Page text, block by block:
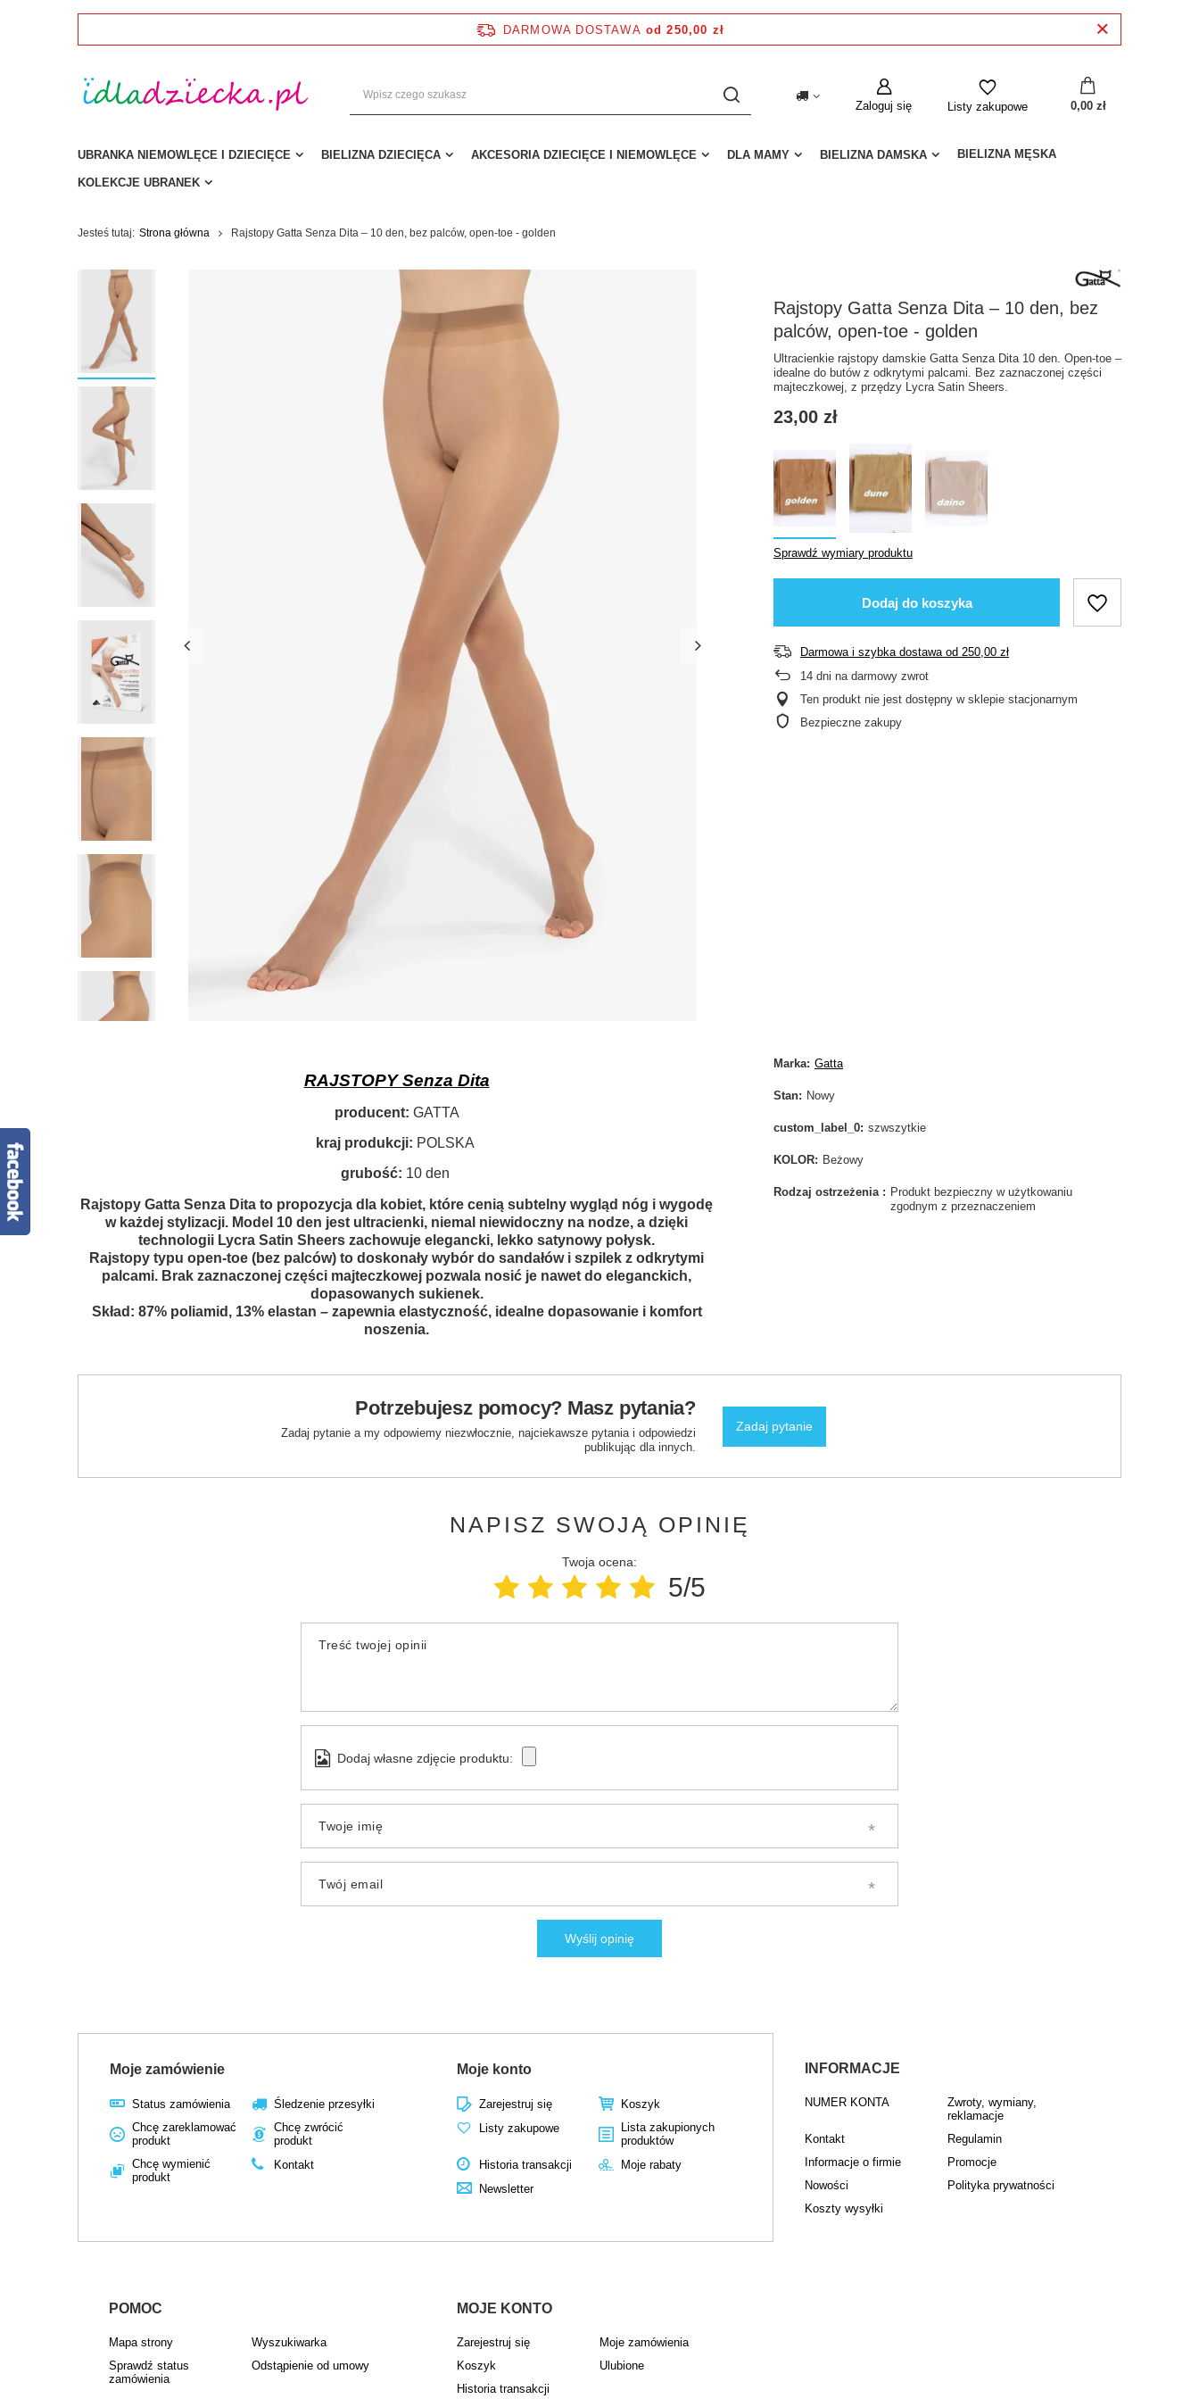
DARMOWA DOSTAWA od 250,00 zł
Zaloguj się Listy zakupowe 0,00 zł
UBRANKA NIEMOWLĘCE I DZIECIĘCE BIELIZNA DZIECIĘCA AKCESORIA DZIECIĘCE I NIEMOWLĘCE DLA MAMY BIELIZNA DAMSKA BIELIZNA MĘSKA
KOLEKCJE UBRANEK
Jesteś tutaj: Strona główna Rajstopy Gatta Senza Dita – 10 den, bez palców, open-toe - golden
Rajstopy Gatta Senza Dita – 10 den, bez
palców, open-toe - golden
Ultracienkie rajstopy damskie Gatta Senza Dita 10 den. Open-toe –
idealne do butów z odkrytymi palcami. Bez zaznaczonej części
majteczkowej, z przędzy Lycra Satin Sheers.
23,00 zł
Sprawdź wymiary produktu
Dodaj do koszyka
Darmowa i szybka dostawaod250,00 zł
14 dni na darmowy zwrot
Ten produkt nie jest dostępny w sklepie stacjonarnym
Bezpieczne zakupy
RAJSTOPY Senza Dita
producent: GATTA
kraj produkcji: POLSKA
grubość: 10 den
Rajstopy Gatta Senza Dita to propozycja dla kobiet, które cenią subtelny wygląd nóg i wygodę
w każdej stylizacji. Model 10 den jest ultracienki, niemal niewidoczny na nodze, a dzięki
technologii Lycra Satin Sheers zachowuje elegancki, lekko satynowy połysk.
Rajstopy typu open-toe (bez palców) to doskonały wybór do sandałów i szpilek z odkrytymi
palcami. Brak zaznaczonej części majteczkowej pozwala nosić je nawet do eleganckich,
dopasowanych sukienek.
Skład: 87% poliamid, 13% elastan – zapewnia elastyczność, idealne dopasowanie i komfort
noszenia.
Marka Gatta
Stan Nowy
custom_label_0 szwszytkie
KOLOR Beżowy
Rodzaj ostrzeżenia
Produkt bezpieczny w użytkowaniu
zgodnym z przeznaczeniem
Potrzebujesz pomocy? Masz pytania?
Zadaj pytanie a my odpowiemy niezwłocznie, najciekawsze pytania i odpowiedzi
publikując dla innych.
Zadaj pytanie
NAPISZ SWOJĄ OPINIĘ
Twoja ocena:
5/5
Treść twojej opinii
Dodaj własne zdjęcie produktu:
Twoje imię
Twój email
Wyślij opinię
Moje zamówienie
Status zamówienia
Śledzenie przesyłki
Chcę zareklamować
produkt
Chcę zwrócić
produkt
Chcę wymienić
produkt
Kontakt
Moje konto
Zarejestruj się
Koszyk
Listy zakupowe
Lista zakupionych
produktów
Historia transakcji
Moje rabaty
Newsletter
INFORMACJE
NUMER KONTA
Zwroty, wymiany,
reklamacje
Kontakt
Regulamin
Informacje o firmie
Promocje
Nowości
Polityka prywatności
Koszty wysyłki
POMOC
Mapa strony
Wyszukiwarka
Sprawdź status
zamówienia
Odstąpienie od umowy
MOJE KONTO
Zarejestruj się
Moje zamówienia
Koszyk
Ulubione
Historia transakcji